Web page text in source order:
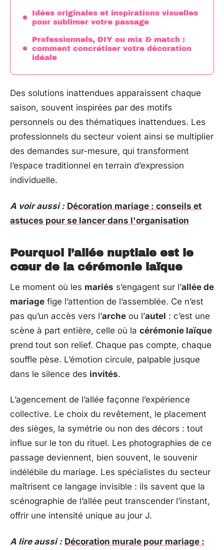
Idées originales et inspirations visuelles
pour sublimer votre passage
Professionnels, DIY ou mix & match :
comment concrétiser votre décoration
idéale
Des solutions inattendues apparaissent chaque
saison, souvent inspirées par des motifs
personnels ou des thématiques inattendues. Les
professionnels du secteur voient ainsi se multiplier
des demandes sur-mesure, qui transforment
l’espace traditionnel en terrain d’expression
individuelle.
A voir aussi : Décoration mariage : conseils et
astuces pour se lancer dans l'organisation
Pourquoi l’allée nuptiale est le
cœur de la cérémonie laïque
Le moment où les mariés s’engagent sur l’allée de
mariage fige l’attention de l’assemblée. Ce n’est
pas qu’un accès vers l’arche ou l’autel : c’est une
scène à part entière, celle où la cérémonie laïque
prend tout son relief. Chaque pas compte, chaque
souffle pèse. L’émotion circule, palpable jusque
dans le silence des invités.
L’agencement de l’allée façonne l’expérience
collective. Le choix du revêtement, le placement
des sièges, la symétrie ou non des décors : tout
influe sur le ton du rituel. Les photographies de ce
passage deviennent, bien souvent, le souvenir
indélébile du mariage. Les spécialistes du secteur
maîtrisent ce langage invisible : ils savent que la
scénographie de l’allée peut transcender l’instant,
offrir une intensité unique au jour J.
A lire aussi : Décoration murale pour mariage :